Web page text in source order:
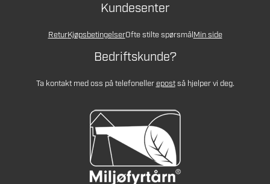
Kundesenter
ReturKjøpsbetingelserOfte stilte spørsmålMin side
Bedriftskunde?
Ta kontakt med oss på telefonellerepostså hjelper vi deg.